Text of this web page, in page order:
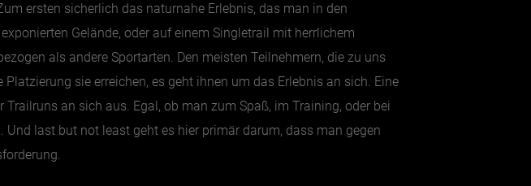
ersten sicherlich das naturnahe Erlebnis, das man in den
Gelände, oder auf einem Singletrail mit herrlichem
als andere Sportarten. Den meisten Teilnehmern, die zu uns
sie erreichen, es geht ihnen um das Erlebnis an sich. Eine
an sich aus. Egal, ob man zum Spaß, im Training, oder bei
last but not least geht es hier primär darum, dass man gegen